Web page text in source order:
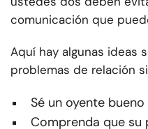
comunicación que
Aquí hay algunas ideas
problemas de relación
Sé un oyente
Comprenda que su